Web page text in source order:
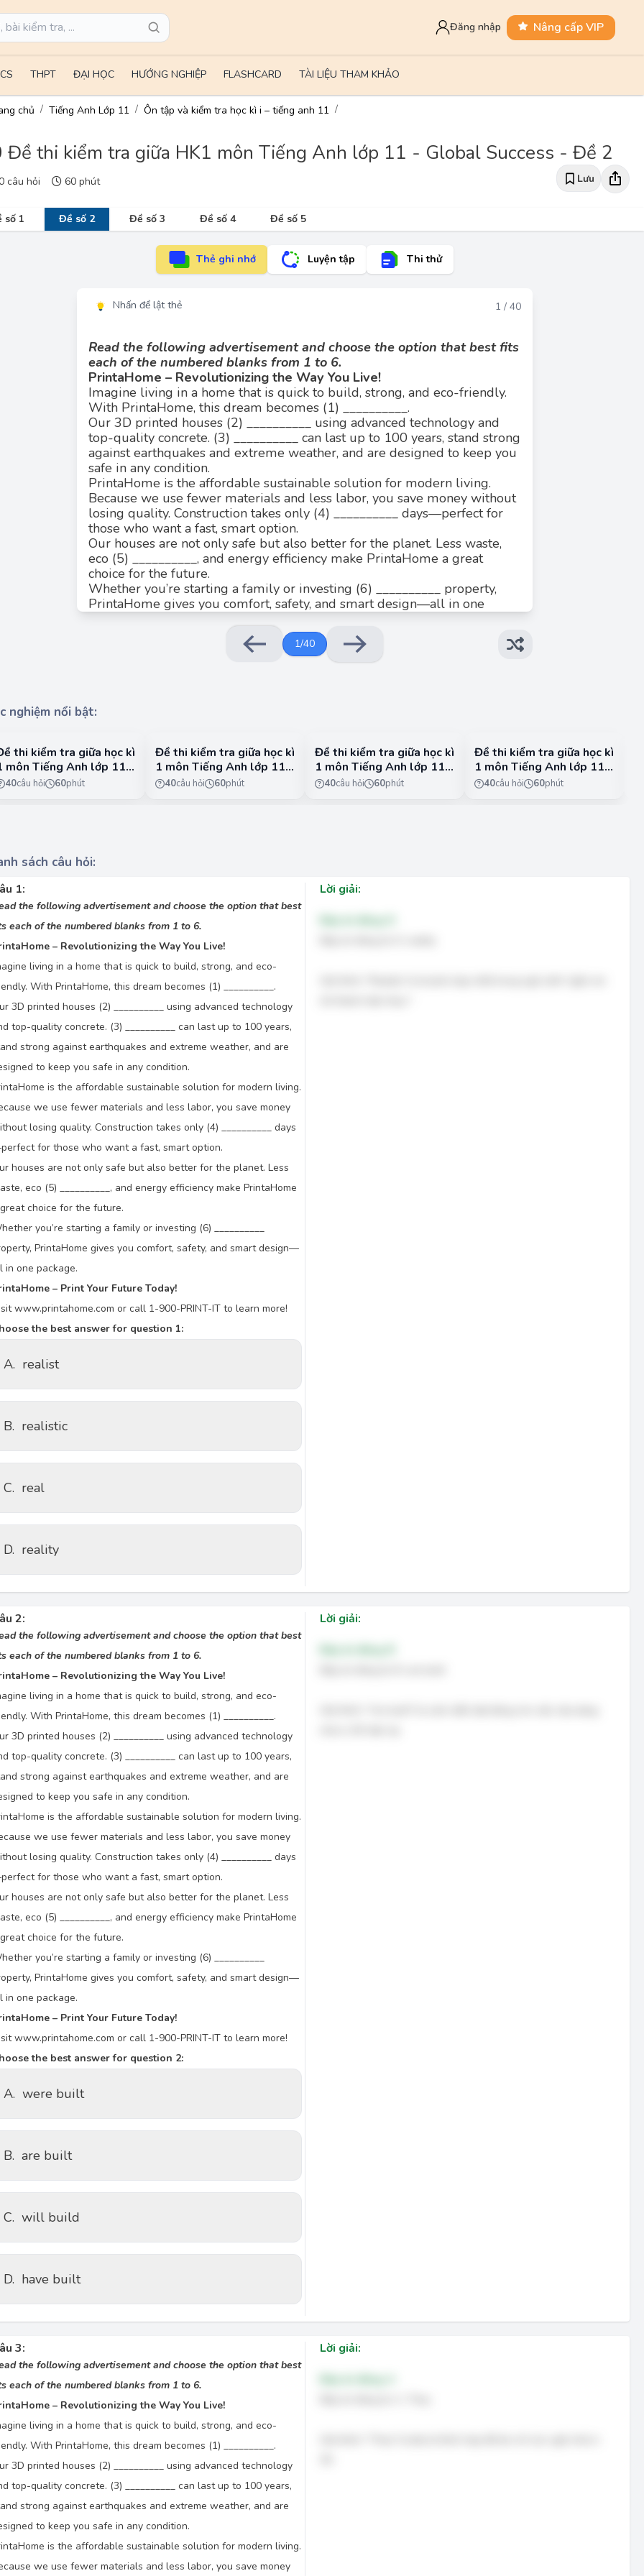
Đăng nhập Nâng cấp VIP
THPT ĐẠI HỌC HƯỚNG NGHIỆP FLASHCARD TÀI LIỆU THAM KHẢO
chủ Tiếng Anh Lớp 11 Ôn tập và kiểm tra học kì i – tiếng anh 11
Đề thi kiểm tra giữa HK1 môn Tiếng Anh lớp 11 - Global Success - Đề 2
câu hỏi 60 phút Lưu
số 1 Đề số 2 Đề số 3 Đề số 4 Đề số 5
Thẻ ghi nhớ Luyện tập Thi thử
Nhấn để lật thẻ 1 / 40
Read the following advertisement and choose the option that best fits
each of the numbered blanks from 1 to 6.
PrintaHome – Revolutionizing the Way You Live!
Imagine living in a home that is quick to build, strong, and eco-friendly.
With PrintaHome, this dream becomes (1) __________.
Our 3D printed houses (2) __________ using advanced technology and
top-quality concrete. (3) __________ can last up to 100 years, stand strong
against earthquakes and extreme weather, and are designed to keep you
safe in any condition.
PrintaHome is the affordable sustainable solution for modern living.
Because we use fewer materials and less labor, you save money without
losing quality. Construction takes only (4) __________ days—perfect for
those who want a fast, smart option.
Our houses are not only safe but also better for the planet. Less waste,
eco (5) __________, and energy efficiency make PrintaHome a great
choice for the future.
Whether you’re starting a family or investing (6) __________ property,
PrintaHome gives you comfort, safety, and smart design—all in one
package.
PrintaHome – Print Your Future Today!
Visit www.printahome.com or call 1-900-PRINT-IT to learn more!
B.
D.reality
Đáp án đúng: E
Đáp án đúng là: D. reality
Giải thích: "Reality" là từ phù hợp nhất trong ngữ cảnh "giấc mơ trở thành hiện thực."
1/40
nghiệm nổi bật:
thi kiểm tra giữa học kì
môn Tiếng Anh lớp 11 -
Success - Đề 1
40câu hỏi 60phút
Đề thi kiểm tra giữa học kì
1 môn Tiếng Anh lớp 11 -
Global Success - Đề 3
40câu hỏi 60phút
Đề thi kiểm tra giữa học kì
1 môn Tiếng Anh lớp 11 -
Global Success - Đề 4
40câu hỏi 60phút
Đề thi kiểm tra giữa học kì
1 môn Tiếng Anh lớp 11 -
Global Success - Đề 5
40câu hỏi 60phút
sách câu hỏi:
1:
the following advertisement and choose the option that best
each of the numbered blanks from 1 to 6.
– Revolutionizing the Way You Live!
living in a home that is quick to build, strong, and eco-
With PrintaHome, this dream becomes (1) __________.
3D printed houses (2) __________ using advanced technology
top-quality concrete. (3) __________ can last up to 100 years,
strong against earthquakes and extreme weather, and are
to keep you safe in any condition.
is the affordable sustainable solution for modern living.
we use fewer materials and less labor, you save money
losing quality. Construction takes only (4) __________ days
for those who want a fast, smart option.
houses are not only safe but also better for the planet. Less
eco (5) __________, and energy efficiency make PrintaHome
choice for the future.
you’re starting a family or investing (6) __________
PrintaHome gives you comfort, safety, and smart design—
in one package.
– Print Your Future Today!
www.printahome.com or call 1-900-PRINT-IT to learn more!
the best answer for question 1:
A. realist
B. realistic
C. real
D. reality
Lời giải:
2:
the following advertisement and choose the option that best
each of the numbered blanks from 1 to 6.
– Revolutionizing the Way You Live!
living in a home that is quick to build, strong, and eco-
With PrintaHome, this dream becomes (1) __________.
3D printed houses (2) __________ using advanced technology
top-quality concrete. (3) __________ can last up to 100 years,
strong against earthquakes and extreme weather, and are
to keep you safe in any condition.
is the affordable sustainable solution for modern living.
we use fewer materials and less labor, you save money
losing quality. Construction takes only (4) __________ days
for those who want a fast, smart option.
houses are not only safe but also better for the planet. Less
eco (5) __________, and energy efficiency make PrintaHome
choice for the future.
you’re starting a family or investing (6) __________
PrintaHome gives you comfort, safety, and smart design—
in one package.
– Print Your Future Today!
www.printahome.com or call 1-900-PRINT-IT to learn more!
the best answer for question 2:
A. were built
B. are built
C. will build
D. have built
Lời giải:
3:
the following advertisement and choose the option that best
each of the numbered blanks from 1 to 6.
– Revolutionizing the Way You Live!
living in a home that is quick to build, strong, and eco-
With PrintaHome, this dream becomes (1) __________.
3D printed houses (2) __________ using advanced technology
top-quality concrete. (3) __________ can last up to 100 years,
strong against earthquakes and extreme weather, and are
to keep you safe in any condition.
is the affordable sustainable solution for modern living.
we use fewer materials and less labor, you save money
Lời giải: